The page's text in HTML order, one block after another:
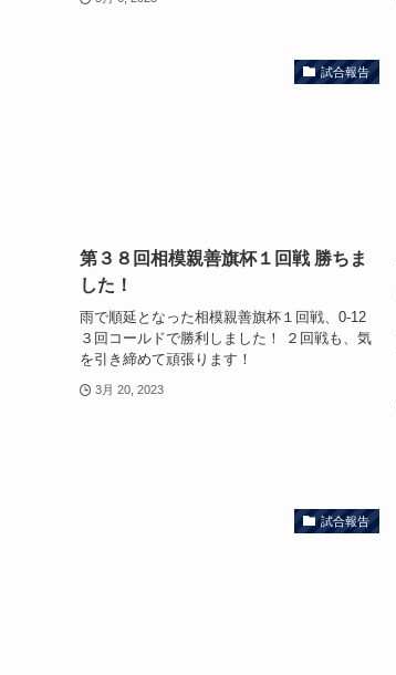
試合報告
第３８回相模親善旗杯１回戦 勝ちま
した！
雨で順延となった相模親善旗杯１回戦、0-12
３回コールドで勝利しました！ ２回戦も、気
を引き締めて頑張ります！
3月 20, 2023
試合報告